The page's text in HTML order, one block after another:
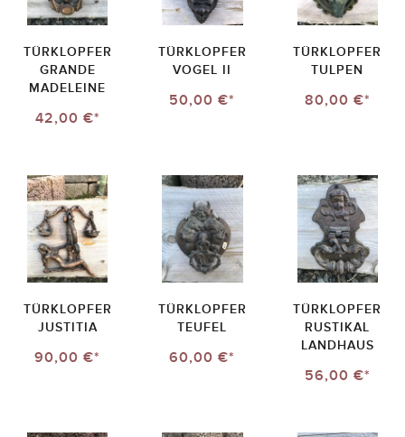
TÜRKLOPFER
GRANDE
MADELEINE
42,00 €*
TÜRKLOPFER
VOGEL II
50,00 €*
TÜRKLOPFER
TULPEN
80,00 €*
TÜRKLOPFER
JUSTITIA
90,00 €*
TÜRKLOPFER
TEUFEL
60,00 €*
TÜRKLOPFER
RUSTIKAL
LANDHAUS
56,00 €*